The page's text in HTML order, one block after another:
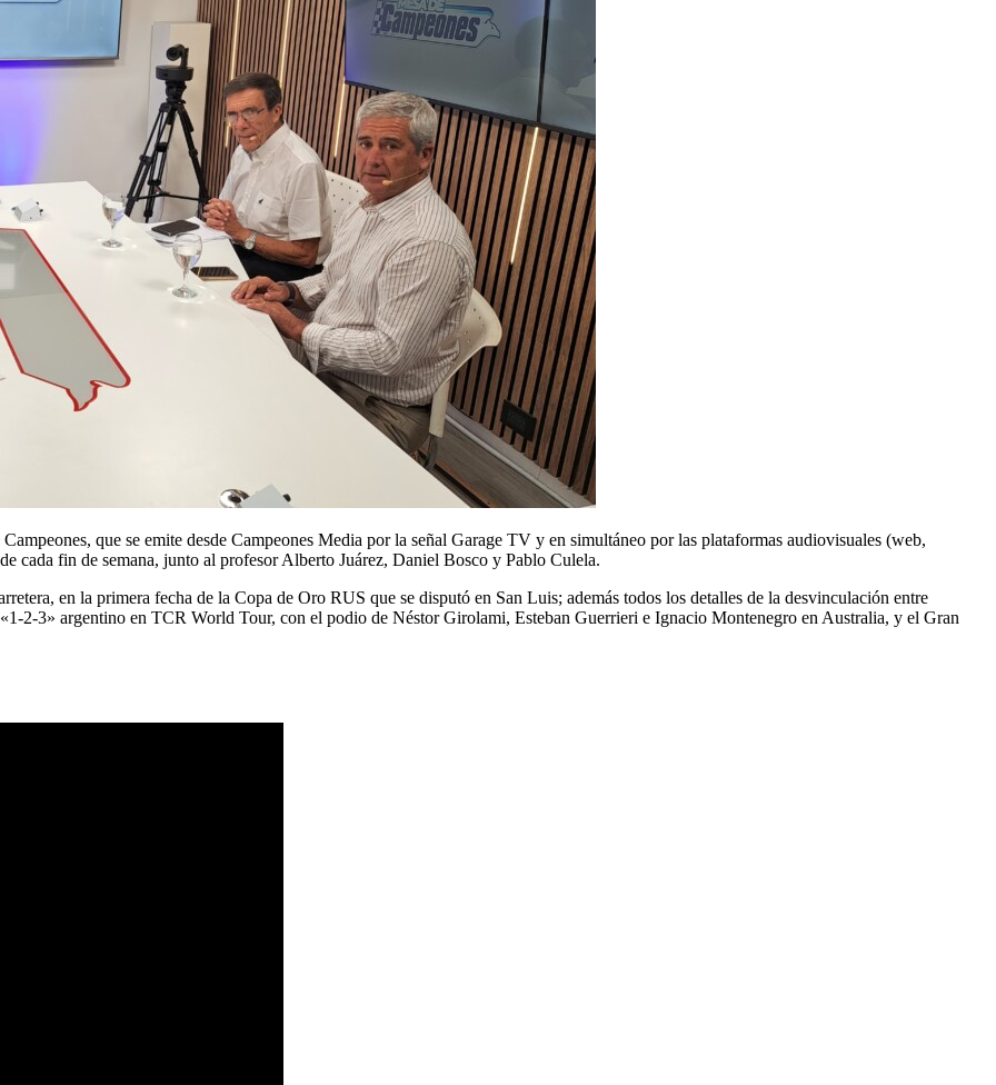
que se emite desde Campeones Media por la señal Garage TV y en simultáneo por las plataformas audiovisuales (web,
cada fin de semana, junto al profesor Alberto Juárez, Daniel Bosco y Pablo Culela.
en la primera fecha de la Copa de Oro RUS que se disputó en San Luis; además todos los detalles de la desvinculación entre
2-3» argentino en TCR World Tour, con el podio de Néstor Girolami, Esteban Guerrieri e Ignacio Montenegro en Australia, y el Gran